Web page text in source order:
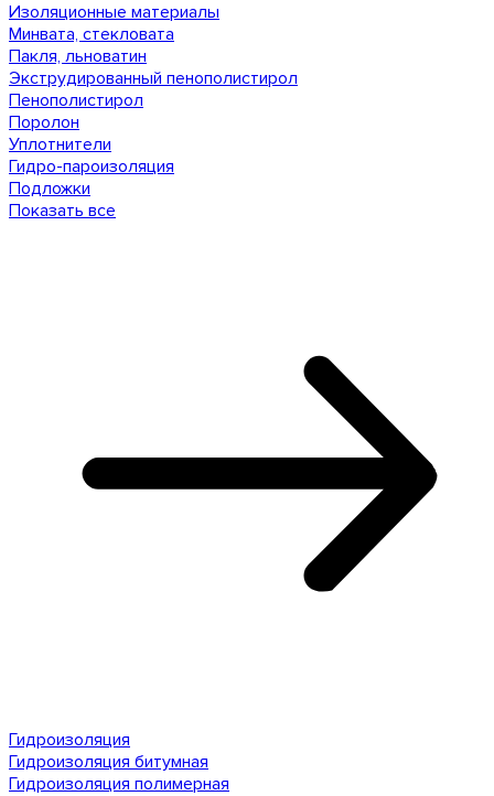
Изоляционные материалы
Минвата, стекловата
Пакля, льноватин
Экструдированный пенополистирол
Пенополистирол
Поролон
Уплотнители
Гидро-пароизоляция
Подложки
Показать все
Гидроизоляция
Гидроизоляция битумная
Гидроизоляция полимерная